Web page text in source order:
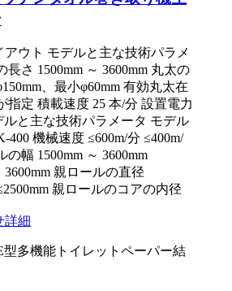
アウト モデルと主な技術パラメ
長さ 1500mm ～ 3600mm 丸太の
、最小φ60mm 有効丸太在
指定 積載速度 25 本/分 設置電力
ルと主な技術パラメータ モデル
400 機械速度 ≤600m/分 ≤400m/
の幅 1500mm ～ 3600mm
3600mm 親ロールの直径
親ロールのコアの内径
詳細